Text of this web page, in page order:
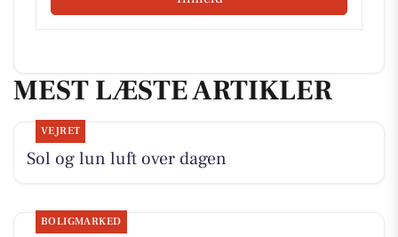
MEST LÆSTE ARTIKLER
VEJRET
Sol og lun luft over dagen
BOLIGMARKED